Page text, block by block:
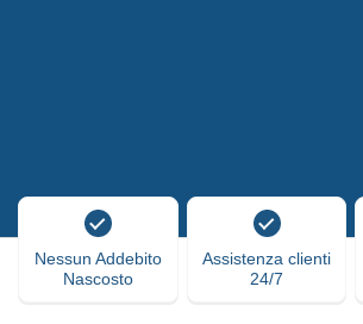
Nessun Addebito
Nascosto
Assistenza clienti
24/7